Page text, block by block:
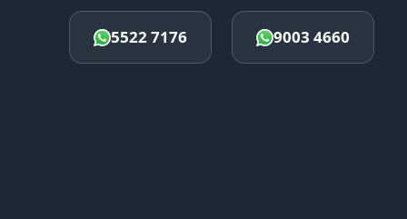
5522 7176 9003 4660